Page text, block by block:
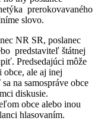
prerokovavaného
slovo.
NR SR, poslanec
predstaviteľ štátnej
Predsedajúci môže
ale aj inej
na samospráve obce
diskusie.
obce alebo inou
hlasovaním.